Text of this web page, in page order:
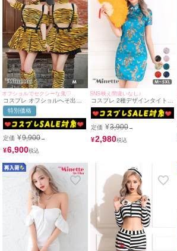
オフショルでセクシーな鬼♡
コスプレ オフショルへそ出し
サスペンダーガーリーフレアス
カートペア鬼アニマル [6点セ
ット] (トップス/スカート/角/チ
ョーカー/カフス/レッグカバー)
特別価格
定価 ¥9,900→
¥6,900
SNS映え間違いなし♪
コスプレ 2種デザインタイトミ
ニ丈セクシープチプラチャイナ
ドレス [1点セット] (チャイナ
服)(S～XXXXXL)
定価 ¥3,900→
¥2,980